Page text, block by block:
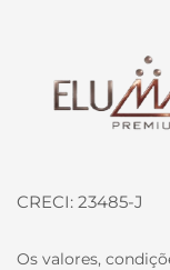
Página inicial
CRECI: 23485-J
Os valores,